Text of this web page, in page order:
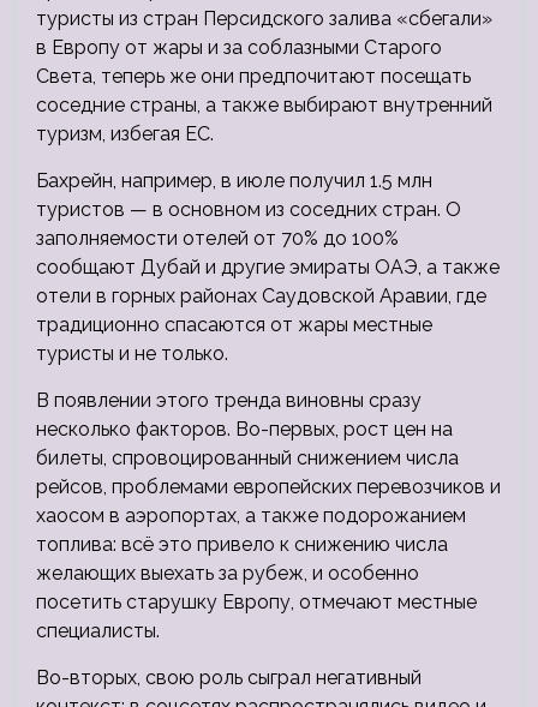
туристы из стран Персидского залива «сбегали»
в Европу от жары и за соблазными Старого
Света, теперь же они предпочитают посещать
соседние страны, а также выбирают внутренний
туризм, избегая ЕС.
Бахрейн, например, в июле получил 1.5 млн
туристов — в основном из соседних стран. О
заполняемости отелей от 70% до 100%
сообщают Дубай и другие эмираты ОАЭ, а также
отели в горных районах Саудовской Аравии, где
традиционно спасаются от жары местные
туристы и не только.
В появлении этого тренда виновны сразу
несколько факторов. Во-первых, рост цен на
билеты, спровоцированный снижением числа
рейсов, проблемами европейских перевозчиков и
хаосом в аэропортах, а также подорожанием
топлива: всё это привело к снижению числа
желающих выехать за рубеж, и особенно
посетить старушку Европу, отмечают местные
специалисты.
Во-вторых, свою роль сыграл негативный